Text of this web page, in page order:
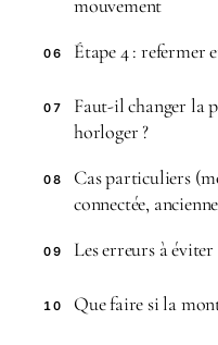
mouvement
06 Étape 4 : refermer
07
Faut-il changer la
horloger ?
08
Cas particuliers
connectée,
09 Les erreurs à éviter
10 Que faire si la